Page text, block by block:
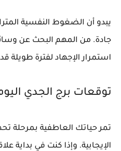
يبدو أن الضغوط النفسية
جادة. من المهم البحث عن وسائل
استمرار الإجهاد لفترة طويلة
توقعات برج الجدي
تمر حياتك العاطفية بمرحلة
الإيجابية. وإذا كنت في بداية